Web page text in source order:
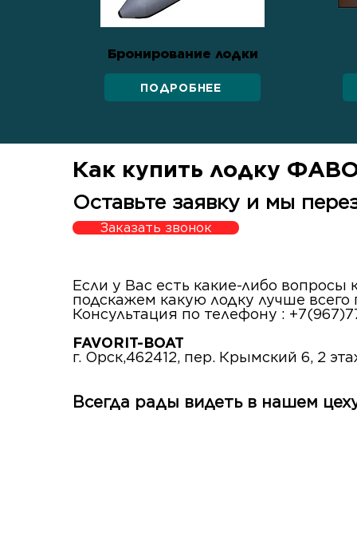
Бронирование лодки
ПОДРОБНЕЕ
Как купить лодку
Оставьте заявку и мы
Заказать звонок
Если у Вас есть какие-либо
подскажем какую лодку лучше
Консультация по телефону :
FAVORIT-BOAT
г. Орск,462412, пер. Крымский 6, 2
Всегда рады видеть в нашем